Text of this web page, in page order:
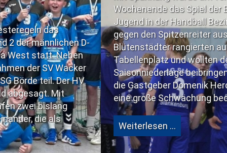
Wochenende das Spiel der Blankenburger B-
Jugend in der Handball Bezirksoberliga West
gegen den Spitzenreiter aus Barleben erwartet.
Blütenstädter rangierten auf dem dritten
Tabellenplatz und wollten den Gästen die erste
Saisonniederlage beibringen. Kurzfristig
die Gastgeber Domenik Herdam ersetzen, was
eine große Schwächung bedeutete.
Weiterlesen …